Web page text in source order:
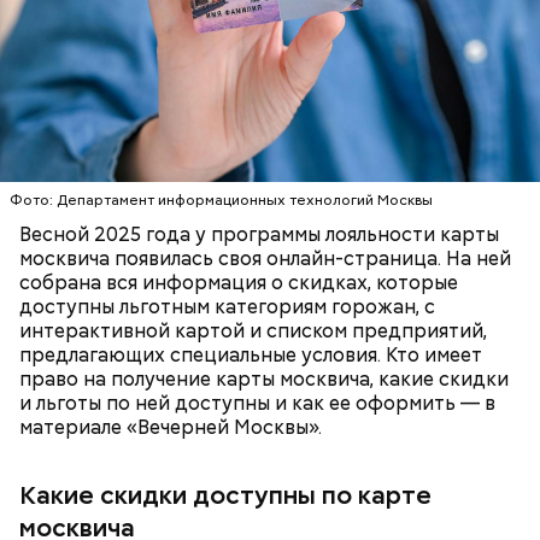
Фото: Департамент информационных технологий Москвы
Весной 2025 года у программы лояльности карты
москвича появилась своя онлайн-страница. На ней
собрана вся информация о скидках, которые
доступны льготным категориям горожан, с
интерактивной картой и списком предприятий,
предлагающих специальные условия. Кто имеет
право на получение карты москвича, какие скидки
и льготы по ней доступны и как ее оформить — в
материале «Вечерней Москвы».
Какие скидки доступны по карте
москвича
Скидки по карте москвича доступны в следующих
категориях:
туризм (санатории, гостиницы, турфирмы).
ПОРТАЛ MOS.RU МОСКВА ЛЬГОТЫ
— На сегодняшний день уже готово более 50
В настоящее время велоинфраструктура «Зеленого
кольца» реализована в пяти округах города,
подчеркнули в ЦОДД: